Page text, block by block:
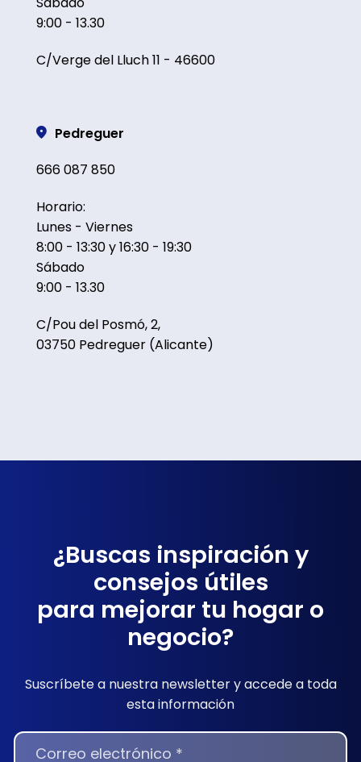
9:00 - 13.30
C/Verge del Lluch 11 - 46600
Pedreguer
666 087 850
Horario:
Lunes - Viernes
8:00 - 13:30 y 16:30 - 19:30
Sábado
9:00 - 13.30
C/Pou del Posmó, 2,
03750 Pedreguer (Alicante)
¿Buscas inspiración y
consejos útiles
para mejorar tu hogar o
negocio?
Suscríbete a nuestra newsletter y accede a toda
esta información
NEWSLETTER